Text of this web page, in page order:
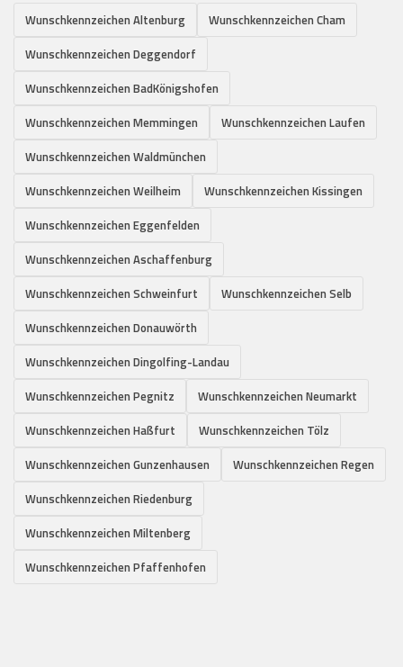
Wunschkennzeichen Altenburg
Wunschkennzeichen Cham
Wunschkennzeichen Deggendorf
Wunschkennzeichen BadKönigshofen
Wunschkennzeichen Memmingen
Wunschkennzeichen Laufen
Wunschkennzeichen Waldmünchen
Wunschkennzeichen Weilheim
Wunschkennzeichen Kissingen
Wunschkennzeichen Eggenfelden
Wunschkennzeichen Aschaffenburg
Wunschkennzeichen Schweinfurt
Wunschkennzeichen Selb
Wunschkennzeichen Donauwörth
Wunschkennzeichen Dingolfing-Landau
Wunschkennzeichen Pegnitz
Wunschkennzeichen Neumarkt
Wunschkennzeichen Haßfurt
Wunschkennzeichen Tölz
Wunschkennzeichen Gunzenhausen
Wunschkennzeichen Regen
Wunschkennzeichen Riedenburg
Wunschkennzeichen Miltenberg
Wunschkennzeichen Pfaffenhofen